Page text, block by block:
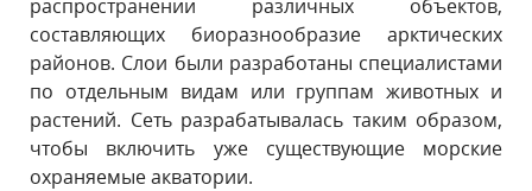
распространении различных объектов,
составляющих биоразнообразие арктических
районов. Слои были разработаны специалистами
по отдельным видам или группам животных и
растений. Сеть разрабатывалась таким образом,
чтобы включить уже существующие морские
охраняемые акватории.